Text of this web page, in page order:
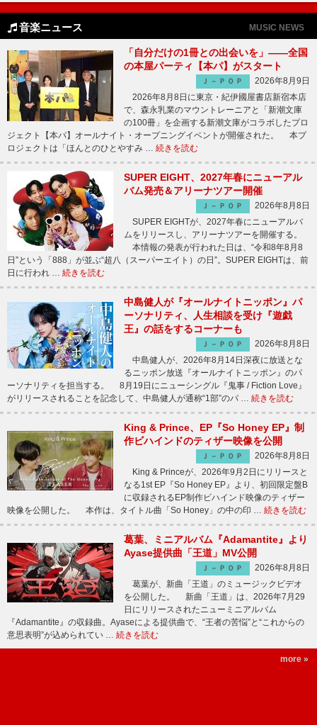
音楽ニュース MUSIC NEWS
「自分だけの1冊との出会いを」――全国
の本屋パーティ【本パ】がスタート
Ｊ－ＰＯＰ
2026年8月9日
2026年8月8日に東京・紀伊國屋書店新宿本店
で、森永乳業のマウントレーニアと「新潮文庫
の100冊」を企画する新潮文庫がコラボしたプロ
ジェクト【本パ】オールナイト・オープニングイベントが開催された。 本プ
ロジェクトは「ほんとのひとやすみ … 続きを読む
SUPER EIGHT、2027年春にニューアル
バム発売＆アリーナツアー開催
Ｊ－ＰＯＰ
2026年8月8日
SUPER EIGHTが、2027年春にニューアルバ
ムをリリースし、アリーナツアーを開催する。
本情報の発表が行われた日は、“令和8年8月8
日”という「888」が並ぶ“超八（スーパーエイト）の日”。SUPER EIGHTは、前
日に行われ … 続きを読む
中島健人が『オールナイトニッポン』パ
ーソナリティ、人生相談を受け『遊戯
王』の話をするコーナーも
Ｊ－ＰＯＰ
2026年8月8日
中島健人が、2026年8月14日深夜に放送とな
るニッポン放送『オールナイトニッポン』のパ
ーソナリティを担当する。 8月19日にニューシングル『鬼事 / Fiction Love』
がリリースされることを記念して、中島健人が通称“1部”のパ … 続きを読む
King & Prince、EP『So Honey EP』制
作ビハインドのティザー映像を公開
Ｊ－ＰＯＰ
2026年8月8日
King & Princeが、2026年9月2日にリリースと
なる1st EP『So Honey EP』より、初回限定盤B
に収録されるEP制作ビハインド映像のティザー
映像を公開した。 本作は、タイトル曲「So Honey」の中の印 … 続きを読む
葛葉、ミニアルバム『Adamantite』より
Ayase提供曲「王道」MV公開
Ｊ－ＰＯＰ
2026年8月8日
葛葉が、新曲「王道」のミュージックビデオ
を公開した。 新曲「王道」は、2026年7月29
日にリリースされたニューミニアルバム
『Adamantite』の収録曲。Ayaseによる提供曲で、“王者の苦悩”と“これからの
意思表明”が込められてい … 続きを読む
more »